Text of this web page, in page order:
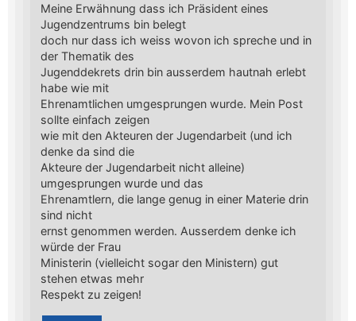
Meine Erwähnung dass ich Präsident eines
Jugendzentrums bin belegt
doch nur dass ich weiss wovon ich spreche und in
der Thematik des
Jugenddekrets drin bin ausserdem hautnah erlebt
habe wie mit
Ehrenamtlichen umgesprungen wurde. Mein Post
sollte einfach zeigen
wie mit den Akteuren der Jugendarbeit (und ich
denke da sind die
Akteure der Jugendarbeit nicht alleine)
umgesprungen wurde und das
Ehrenamtlern, die lange genug in einer Materie drin
sind nicht
ernst genommen werden. Ausserdem denke ich
würde der Frau
Ministerin (vielleicht sogar den Ministern) gut
stehen etwas mehr
Respekt zu zeigen!